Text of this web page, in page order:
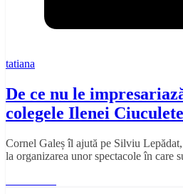
tatiana
De ce nu le
colegele Ilenei Ciuculete
Cornel Galeș îl ajută pe Silviu
la organizarea unor spectacole în care